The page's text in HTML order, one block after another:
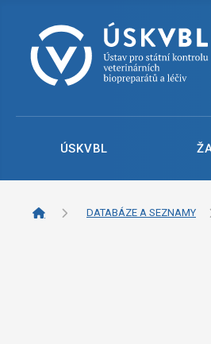
ÚSKVBL
DATABÁZE A SEZNAMY